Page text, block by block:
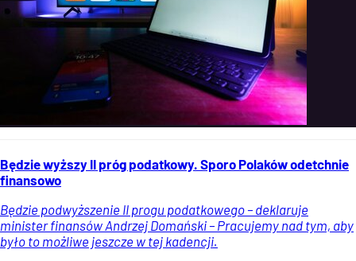
Będzie wyższy II próg podatkowy. Sporo Polaków odetchnie
finansowo
Będzie podwyższenie II progu podatkowego – deklaruje
minister finansów Andrzej Domański – Pracujemy nad tym, aby
było to możliwe jeszcze w tej kadencji.